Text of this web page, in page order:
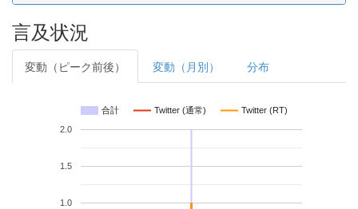
言及状況
変動（ピーク前後） 変動（月別） 分布
合計 Twitter (通常) Twitter (RT)
1.0
1.5
2.0